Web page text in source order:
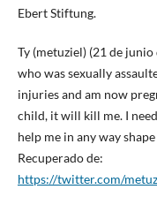
Ebert Stiftung.
Ty (metuziel) (21 de junio
who was sexually
injuries and am now
child, it will kill me. I
help me in any way
Recuperado de:
https://twitter.com/